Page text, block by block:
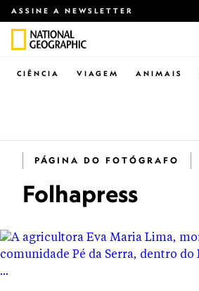
ASSINE A NEWSLETTER
CIÊNCIA VIAGEM ANIMAIS
PÁGINA DO FOTÓGRAFO
Folhapress